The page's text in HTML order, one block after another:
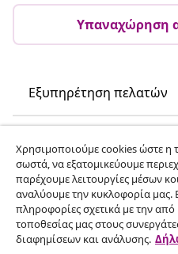
Υπαναχώρηση
Εξυπηρέτηση πελατών
vidaXL
Ανακαλύψτε
Χρησιμοποιούμε cookies ώστε η
σωστά, να εξατομικεύουμε
παρέχουμε λειτουργίες μέσων
αναλύουμε την κυκλοφορία μας.
πληροφορίες σχετικά με την
τοποθεσίας μας στους
διαφημίσεων και ανάλυσης.